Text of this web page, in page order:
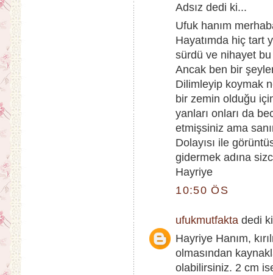
Adsız dedi ki...
Ufuk hanım
Hayatımda hiç tart
sürdü ve nihayet
Ancak ben bir
Dilimleyip koymak
bir zemin olduğu
yanları onları da
etmişsiniz ama
Dolayısı ile
gidermek adına
Hayriye
10:50 ÖS
ufukmutfakta dedi
Hayriye Hanım,
olmasından
olabilirsiniz. 2 cm